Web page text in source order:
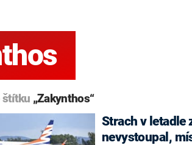
štítku „Zakynthos“
Strach v letadle
nevystoupal,